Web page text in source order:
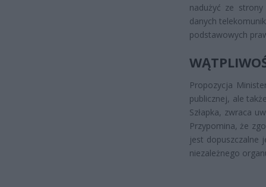
nadużyć ze
danych
podstawowych
Propozycja
publicznej, ale
Szłapka, zwraca
Przypomina, że
jest dopuszczalne
niezależnego